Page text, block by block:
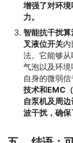
增强了对环
力。
智能抗干扰算
叉液位开关
法。它能够从
气泡以及环
自身的微弱信
技术和EMC
自泵机及周
波干扰，确保